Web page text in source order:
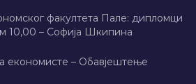
факултета Пале: дипломци
10,00 – Софија Шкипина
економисте – Обавјештење